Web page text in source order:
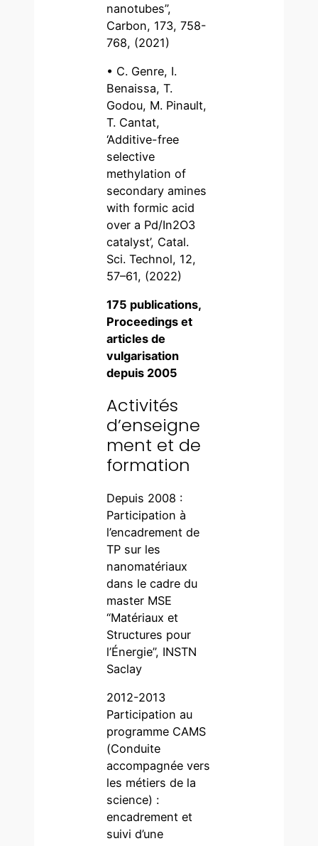
nanotubes”,
Carbon, 173, 758-
768, (2021)
• C. Genre, I.
Benaissa, T.
Godou, M. Pinault,
T. Cantat,
‘Additive-free
selective
methylation of
secondary amines
with formic acid
over a Pd/In2O3
catalyst’, Catal.
Sci. Technol, 12,
57–61, (2022)
175 publications,
Proceedings et
articles de
vulgarisation
depuis 2005
Activités
d’enseigne
ment et de
formation
Depuis 2008 :
Participation à
l’encadrement de
TP sur les
nanomatériaux
dans le cadre du
master MSE
“Matériaux et
Structures pour
l’Énergie”, INSTN
Saclay
2012-2013
Participation au
programme CAMS
(Conduite
accompagnée vers
les métiers de la
science) :
encadrement et
suivi d’une